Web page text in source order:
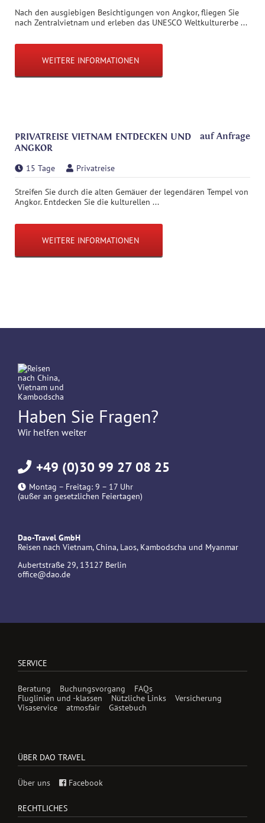
Nach den ausgiebigen Besichtigungen von Angkor, fliegen Sie
nach Zentralvietnam und erleben das UNESCO Weltkulturerbe ...
WEITERE INFORMATIONEN
PRIVATREISE VIETNAM ENTDECKEN UND
ANGKOR
auf Anfrage
15 Tage Privatreise
Streifen Sie durch die alten Gemäuer der legendären Tempel von
Angkor. Entdecken Sie die kulturellen ...
WEITERE INFORMATIONEN
Haben Sie Fragen?
Wir helfen weiter
+49 (0)30 99 27 08 25
Montag – Freitag: 9 – 17 Uhr
(außer an gesetzlichen Feiertagen)
Dao-Travel GmbH
Reisen nach Vietnam, China, Laos, Kambodscha und Myanmar
Aubertstraße 29, 13127 Berlin
office@dao.de
SERVICE
Beratung Buchungsvorgang
FAQs
Fluglinien und -klassen
Nützliche Links
Versicherung
Visaservice
atmosfair Gästebuch
ÜBER DAO TRAVEL
Über uns Facebook
RECHTLICHES